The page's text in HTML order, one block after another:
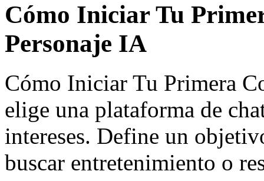
Cómo Iniciar Tu
Personaje IA
Cómo Iniciar Tu Primera
elige una plataforma de
intereses. Define un
buscar entretenimiento o